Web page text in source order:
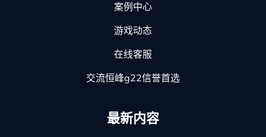
案例中心
游戏动态
在线客服
交流恒峰g22信誉首选
最新内容